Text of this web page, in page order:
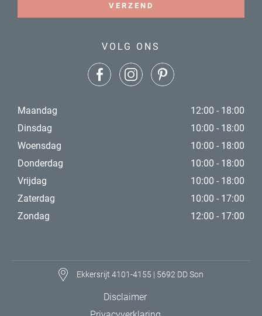
VERZEND
VOLG ONS
Maandag
12:00 - 18:00
Dinsdag
10:00 - 18:00
Woensdag
10:00 - 18:00
Donderdag
10:00 - 18:00
Vrijdag
10:00 - 18:00
Zaterdag
10:00 - 17:00
Zondag
12:00 - 17:00
Disclaimer
Ekkersrijt 4101-4155 | 5692 DD Son